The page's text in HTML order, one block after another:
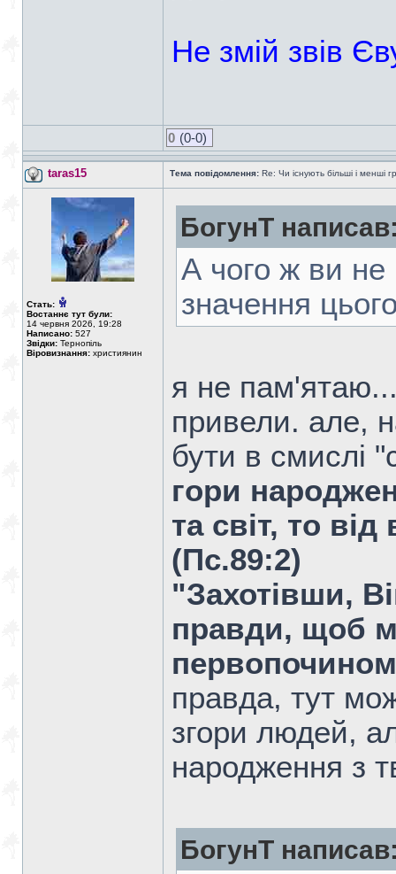
Не змій звів
0 (0-0)
taras15 Тема повідомлення: Re: Чи існують більші і менші
Стать:
Востаннє тут були:
14 червня 2026, 19:28
Написано: 527
Звідки: Тернопіль
Віровизнання: християнин
БогунТ
А чого ж ви
значення
я не
привели. але,
бути в смислі
гори
та світ, то
(Пс.89:2)
"Захотівши,
правди, щоб
правда, тут
згори людей,
народження з
БогунТ